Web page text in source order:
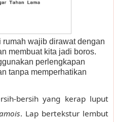
wajib dirawat dengan
membuat kita jadi boros.
perlengkapan
tanpa memperhatikan
bersih yang kerap luput
. Lap bertekstur lembut